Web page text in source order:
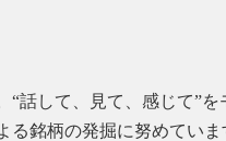
話して、見て、感じて”
銘柄の発掘に努めてい